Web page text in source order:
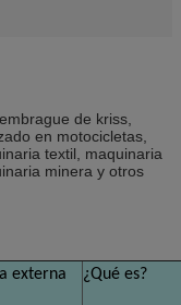
de kriss,
en motocicletas,
textil, maquinaria
minera y otros
externa ¿Qué es?